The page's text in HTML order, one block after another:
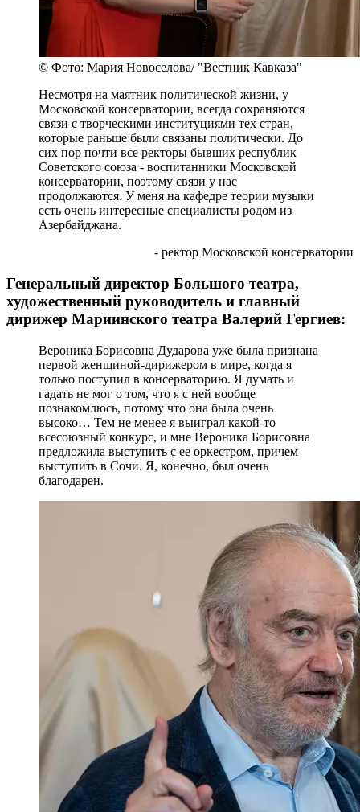
© Фото: Мария Новоселова/ "Вестник Кавказа"
Несмотря на маятник политической жизни, у
Московской консерватории, всегда сохраняются
связи с творческими институциями тех стран,
которые раньше были связаны политически. До
сих пор почти все ректоры бывших республик
Советского союза - воспитанники Московской
консерватории, поэтому связи у нас
продолжаются. У меня на кафедре теории музыки
есть очень интересные специалисты родом из
Азербайджана.
- ректор Московской консерватории
Генеральный директор Большого театра,
художественный руководитель и главный
дирижер Мариинского театра Валерий Гергиев:
Вероника Борисовна Дударова уже была признана
первой женщиной-дирижером в мире, когда я
только поступил в консерваторию. Я думать и
гадать не мог о том, что я с ней вообще
познакомлюсь, потому что она была очень
высоко… Тем не менее я выиграл какой-то
всесоюзный конкурс, и мне Вероника Борисовна
предложила выступить с ее оркестром, причем
выступить в Сочи. Я, конечно, был очень
благодарен.